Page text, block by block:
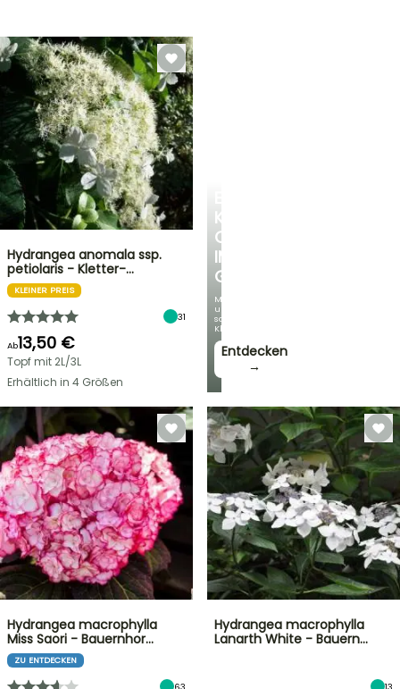
KÜHLE
OASE
IM
GARTEN
Mit
unseren
schönsten
Kletterpflanzen!
Entdecken
→
Hydrangea anomala ssp.
petiolaris - Kletter-…
KLEINER PREIS
31
Ab13,50 €
Topf mit 2L/3L
Erhältlich in 4 Größen
Hydrangea macrophylla
Miss Saori - Bauernhor…
ZU ENTDECKEN
63
Hydrangea macrophylla
Lanarth White - Bauern…
13